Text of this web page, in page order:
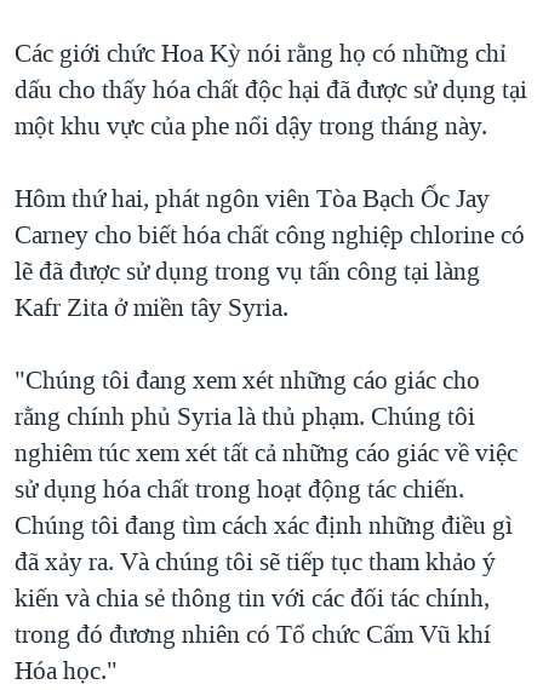
Các giới chức Hoa Kỳ nói rằng họ có những chỉ
dấu cho thấy hóa chất độc hại đã được sử dụng tại
một khu vực của phe nổi dậy trong tháng này.
Hôm thứ hai, phát ngôn viên Tòa Bạch Ốc Jay
Carney cho biết hóa chất công nghiệp chlorine có
lẽ đã được sử dụng trong vụ tấn công tại làng
Kafr Zita ở miền tây Syria.
"Chúng tôi đang xem xét những cáo giác cho
rằng chính phủ Syria là thủ phạm. Chúng tôi
nghiêm túc xem xét tất cả những cáo giác về việc
sử dụng hóa chất trong hoạt động tác chiến.
Chúng tôi đang tìm cách xác định những điều gì
đã xảy ra. Và chúng tôi sẽ tiếp tục tham khảo ý
kiến và chia sẻ thông tin với các đối tác chính,
trong đó đương nhiên có Tổ chức Cấm Vũ khí
Hóa học."